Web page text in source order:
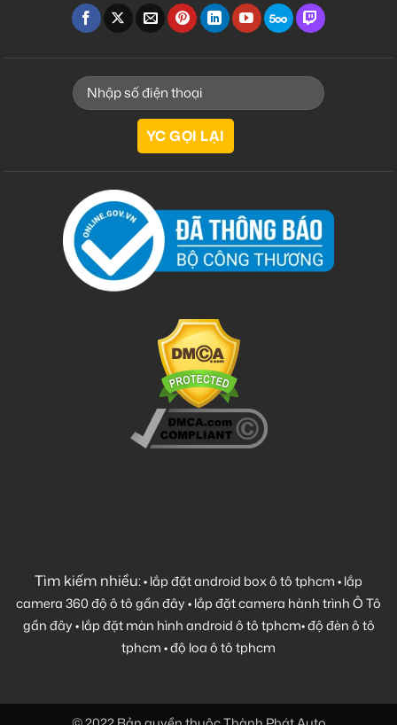
Tìm kiếm nhiều:•lắp đặt android box ô tô tphcm•lắp
camera 360 độ ô tô gần đây•lắp đặt camera hành trình Ô Tô
gần đây•lắp đặt màn hình android ô tô tphcm•độ đèn ô tô
tphcm•độ loa ô tô tphcm